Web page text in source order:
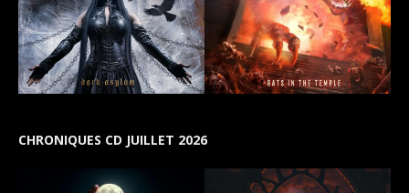
CHRONIQUES CD JUILLET 2026